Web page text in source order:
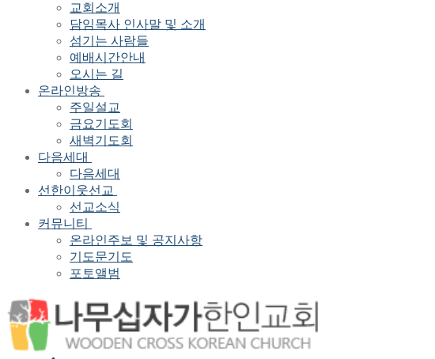
교회소개
담임목사 인사말 및 소개
섬기는 사람들
예배시간안내
오시는 길
온라인방송
주일설교
금요기도회
새벽기도회
다음세대
다음세대
선한이웃선교
선교소식
커뮤니티
온라인주보 및 공지사항
기도문기도
포토앨범